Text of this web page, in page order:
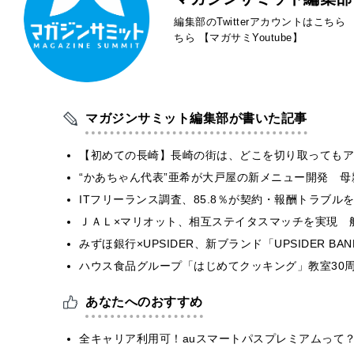
編集部のTwitterアカウントはこちら
ちら
【マガサミYoutube】
マガジンサミット編集部が書いた記事
【初めての長崎】長崎の街は、どこを切り取って
“かあちゃん代表”亜希が大戸屋の新メニュー開発
ITフリーランス調査、85.8％が契約・報酬トラブ
ＪＡＬ×マリオット、相互ステイタスマッチを実
みずほ銀行×UPSIDER、新ブランド「UPSIDER
ハウス食品グループ「はじめてクッキング」教室
あなたへのおすすめ
全キャリア利用可！auスマートパスプレミアムっ